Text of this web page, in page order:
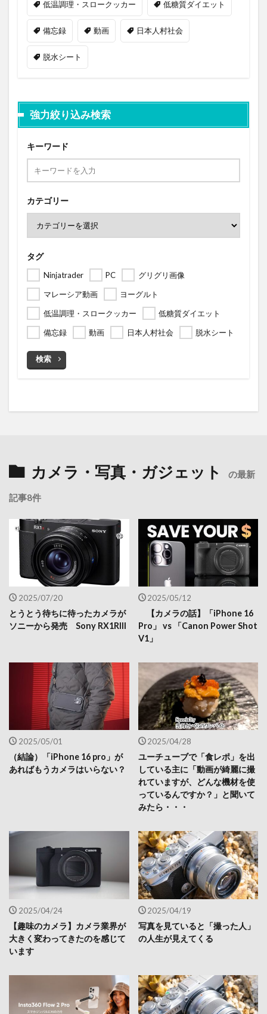
低温調理・スロークッカー 低糖質ダイエット
備忘録 動画 日本人村社会
脱水シート
強力絞り込み検索
キーワード
カテゴリー
タグ
Ninjatrader PC
グリグリ画像
マレーシア動画
ヨーグルト
低温調理・スロークッカー
低糖質ダイエット
備忘録
動画 日本人村社会 脱水シート
検索
カメラ・写真・ガジェット の最新
記事8件
2025/07/20
とうとう待ちに待ったカメラが
ソニーから発売 Sony RX1RIII
2025/05/12
【カメラの話】「iPhone 16
Pro」 vs 「Canon Power Shot
V1」
2025/05/01
（結論）「iPhone 16 pro」が
あればもうカメラはいらない？
2025/04/28
ユーチューブで「食レポ」を出
している主に「動画が綺麗に撮
れていますが、どんな機材を使
っているんですか？」と聞いて
みたら・・・
2025/04/24
【趣味のカメラ】カメラ業界が
大きく変わってきたのを感じて
います
2025/04/19
写真を見ていると「撮った人」
の人生が見えてくる